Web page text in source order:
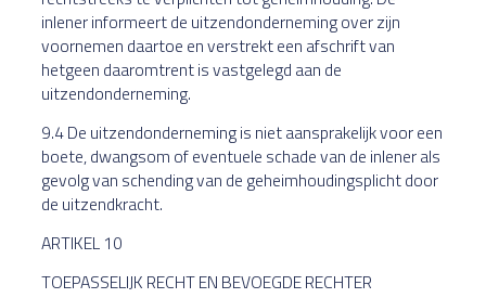
inlener informeert de uitzendonderneming over zijn
voornemen daartoe en verstrekt een afschrift van
hetgeen daaromtrent is vastgelegd aan de
uitzendonderneming.
9.4 De uitzendonderneming is niet aansprakelijk voor een
boete, dwangsom of eventuele schade van de inlener als
gevolg van schending van de geheimhoudingsplicht door
de uitzendkracht.
ARTIKEL 10
TOEPASSELIJK RECHT EN BEVOEGDE RECHTER